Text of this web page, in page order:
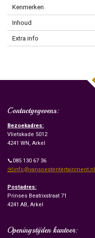
Kenmerken
Inhoud
Extra info
Contactgegevens:
Bezoekadres:
Vlietskade 5012
4241 WN, Arkel
📞085 130 67 36
✉️info@vansoestentertainment.nl
Postadres:
Prinses Beatrixstraat 71
4241 AB, Arkel
Openingstijden kantoor: